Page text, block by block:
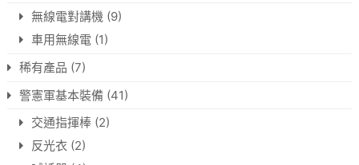
無線電對講機 (9)
車用無線電 (1)
稀有產品 (7)
警憲軍基本裝備 (41)
交通指揮棒 (2)
反光衣 (2)